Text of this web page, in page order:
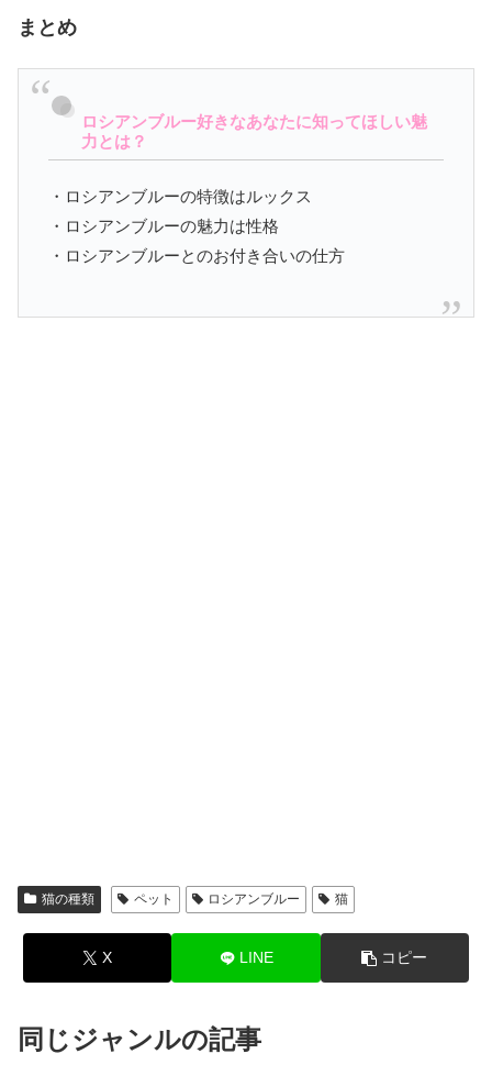
まとめ
ロシアンブルー好きなあなたに知ってほしい魅
力とは？
・ロシアンブルーの特徴はルックス
・ロシアンブルーの魅力は性格
・ロシアンブルーとのお付き合いの仕方
猫の種類 ペット ロシアンブルー 猫
X LINE コピー
同じジャンルの記事